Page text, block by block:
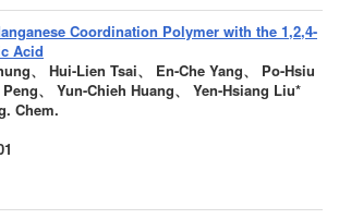
Coordination Polymer with the 1,2,4-
Acid
、 Hui-Lien Tsai、 En-Che Yang、 Po-Hsiu
、 Yun-Chieh Huang、 Yen-Hsiang Liu*
Chem.